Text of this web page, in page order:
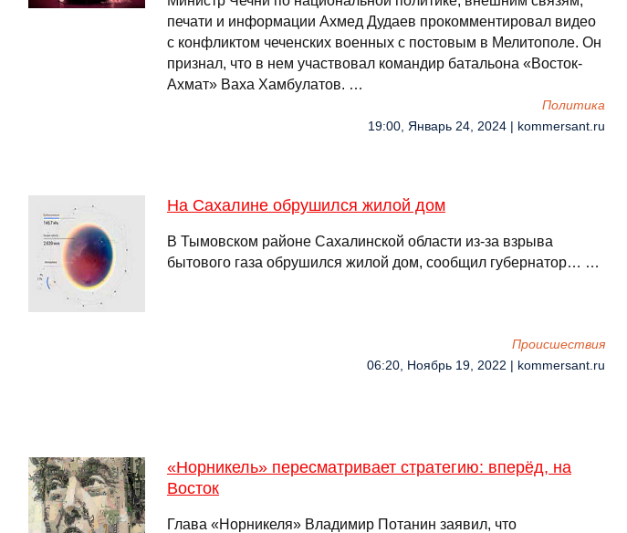
печати и информации Ахмед Дудаев прокомментировал видео
с конфликтом чеченских военных с постовым в Мелитополе. Он
признал, что в нем участвовал командир батальона «Восток-
Ахмат» Ваха Хамбулатов. …
Политика
19:00, Январь 24, 2024 | kommersant.ru
На Сахалине обрушился жилой дом
В Тымовском районе Сахалинской области из-за взрыва
бытового газа обрушился жилой дом, сообщил губернатор… …
Происшествия
06:20, Ноябрь 19, 2022 | kommersant.ru
«Норникель» пересматривает стратегию: вперёд, на
Восток
Глава «Норникеля» Владимир Потанин заявил, что